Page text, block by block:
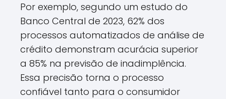
Por exemplo, segundo um estudo do
Banco Central de 2023, 62% dos
processos automatizados de análise de
crédito demonstram acurácia superior
a 85% na previsão de inadimplência.
Essa precisão torna o processo
confiável tanto para o consumidor